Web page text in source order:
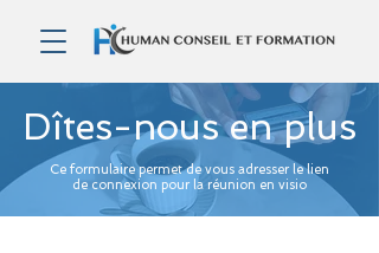
Dîtes-nous en plus
Ce formulaire permet de vous adresser le lien
de connexion pour la réunion en visio